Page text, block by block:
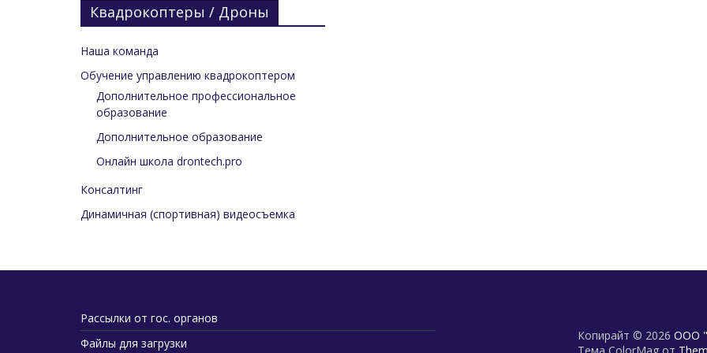
Квадрокоптеры / Дроны
Наша команда
Обучение управлению квадрокоптером
Дополнительное профессиональное
образование
Дополнительное образование
Онлайн школа drontech.pro
Консалтинг
Динамичная (спортивная) видеосъемка
Рассылки от гос. органов
Файлы для загрузки
Копирайт © 2026 ООО